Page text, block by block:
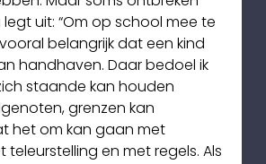
uit: “Om op school mee te
belangrijk dat een kind
handhaven. Daar bedoel ik
staande kan houden
grenzen kan
het om kan gaan met
en met regels. Als